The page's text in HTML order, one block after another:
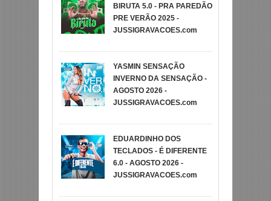
BIRUTA 5.0 - PRA PAREDÃO
PRE VERÃO 2025 -
JUSSIGRAVACOES.com
YASMIN SENSAÇÃO
INVERNO DA SENSAÇÃO -
AGOSTO 2026 -
JUSSIGRAVACOES.com
EDUARDINHO DOS
TECLADOS - É DIFERENTE
6.0 - AGOSTO 2026 -
JUSSIGRAVACOES.com